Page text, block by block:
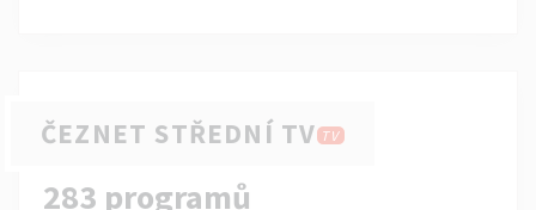
ČEZNET STŘEDNÍ TV TV
283 programů